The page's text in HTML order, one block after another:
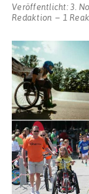
Veröffentlicht:3.
Redaktion
1